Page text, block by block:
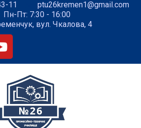
11
ptu26kremen1@gmail.com
Пн-Пт: 7:30 - 16:00
вул. Чкалова, 4